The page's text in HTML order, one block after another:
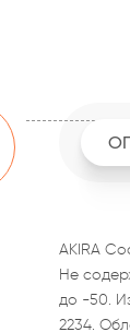
AKIRA
Не
до -50.
2234.